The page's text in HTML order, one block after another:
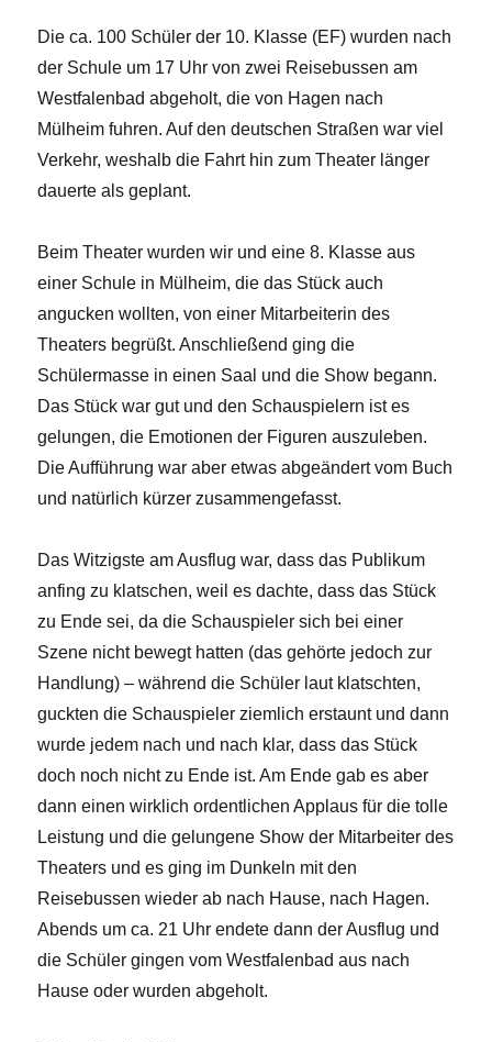
Die ca. 100 Schüler der 10. Klasse (EF) wurden nach
der Schule um 17 Uhr von zwei Reisebussen am
Westfalenbad abgeholt, die von Hagen nach
Mülheim fuhren. Auf den deutschen Straßen war viel
Verkehr, weshalb die Fahrt hin zum Theater länger
dauerte als geplant.
Beim Theater wurden wir und eine 8. Klasse aus
einer Schule in Mülheim, die das Stück auch
angucken wollten, von einer Mitarbeiterin des
Theaters begrüßt. Anschließend ging die
Schülermasse in einen Saal und die Show begann.
Das Stück war gut und den Schauspielern ist es
gelungen, die Emotionen der Figuren auszuleben.
Die Aufführung war aber etwas abgeändert vom Buch
und natürlich kürzer zusammengefasst.
Das Witzigste am Ausflug war, dass das Publikum
anfing zu klatschen, weil es dachte, dass das Stück
zu Ende sei, da die Schauspieler sich bei einer
Szene nicht bewegt hatten (das gehörte jedoch zur
Handlung) – während die Schüler laut klatschten,
guckten die Schauspieler ziemlich erstaunt und dann
wurde jedem nach und nach klar, dass das Stück
doch noch nicht zu Ende ist. Am Ende gab es aber
dann einen wirklich ordentlichen Applaus für die tolle
Leistung und die gelungene Show der Mitarbeiter des
Theaters und es ging im Dunkeln mit den
Reisebussen wieder ab nach Hause, nach Hagen.
Abends um ca. 21 Uhr endete dann der Ausflug und
die Schüler gingen vom Westfalenbad aus nach
Hause oder wurden abgeholt.